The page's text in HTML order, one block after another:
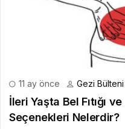
11 ay önce Gezi Bülteni
İleri Yaşta Bel Fıtığı
Seçenekleri Nelerdir?